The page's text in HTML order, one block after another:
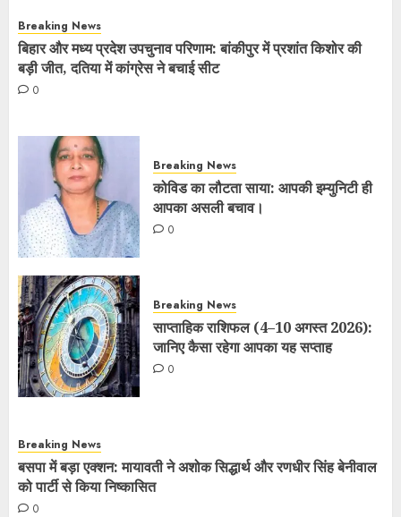
Breaking News
बिहार और मध्य प्रदेश उपचुनाव परिणाम: बांकीपुर में प्रशांत किशोर की
बड़ी जीत, दतिया में कांग्रेस ने बचाई सीट
0
Breaking News
कोविड का लौटता साया: आपकी इम्युनिटी ही
आपका असली बचाव।
0
Breaking News
साप्ताहिक राशिफल (4–10 अगस्त 2026):
जानिए कैसा रहेगा आपका यह सप्ताह
0
Breaking News
बसपा में बड़ा एक्शन: मायावती ने अशोक सिद्धार्थ और रणधीर सिंह बेनीवाल
को पार्टी से किया निष्कासित
0